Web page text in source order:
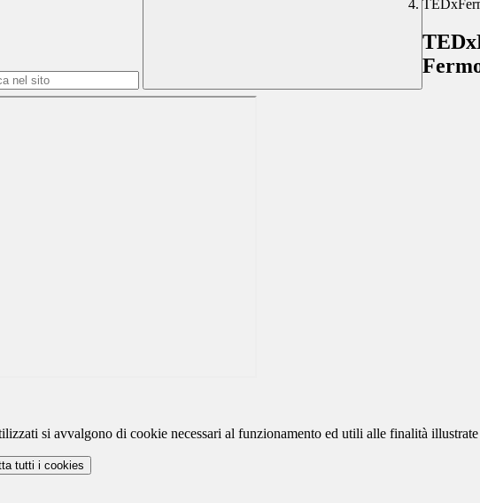
si avvalgono di cookie necessari al funzionamento ed utili alle finalità
tutti i cookies